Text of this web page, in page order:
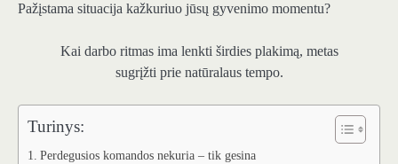
Pažįstama situacija kažkuriuo jūsų gyvenimo momentu?
Kai darbo ritmas ima lenkti širdies plakimą, metas
sugrįžti prie natūralaus tempo.
Turinys:
Perdegusios komandos nekuria – tik gesina